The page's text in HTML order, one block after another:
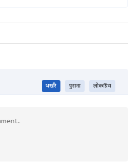
भर्खरै पुराना लोकप्रिय